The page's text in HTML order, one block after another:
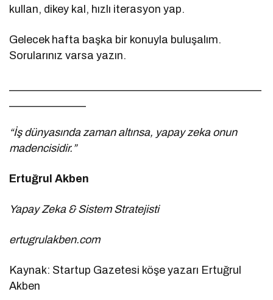
kullan, dikey kal, hızlı iterasyon yap.
Gelecek hafta başka bir konuyla buluşalım.
Sorularınız varsa yazın.
“İş dünyasında zaman altınsa, yapay zeka onun
madencisidir.”
Ertuğrul Akben
Yapay Zeka & Sistem Stratejisti
ertugrulakben.com
Kaynak: Startup Gazetesi köşe yazarı Ertuğrul
Akben